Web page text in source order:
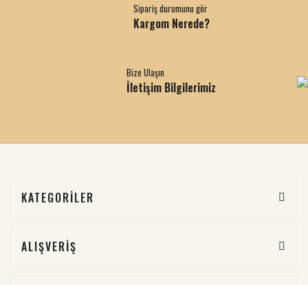
Sipariş durumunu gör
Kargom Nerede?
Bize Ulaşın
İletişim Bilgilerimiz
KATEGORİLER
ALIŞVERİŞ